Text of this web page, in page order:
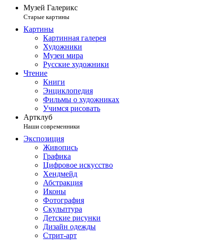
Музей Галерикс
Старые картины
Картины
Картинная галерея
Художники
Музеи мира
Русские художники
Чтение
Книги
Энциклопедия
Фильмы о художниках
Учимся рисовать
Артклуб
Наши современники
Экспозиция
Живопись
Графика
Цифровое искусство
Хендмейд
Абстракция
Иконы
Фотография
Скульптура
Детские рисунки
Дизайн одежды
Стрит-арт